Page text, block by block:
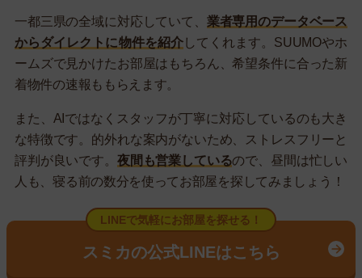
一都三県の全域に対応していて、 業者専用のデータベース
からダイレクトに物件を紹介してくれます。SUUMOやホ
ームズで見かけたお部屋はもちろん、希望条件に合った新
着物件の速報ももらえます。
また、AIではなくスタッフが丁寧に対応しているのも大き
な特徴です。的外れな案内がないため、ストレスフリーと
評判が良いです。 夜間も営業しているので、昼間は忙しい
人も、寝る前の数分を使ってお部屋を探してみましょう！
LINEで気軽にお部屋を探せる！
スミカの公式LINEはこちら